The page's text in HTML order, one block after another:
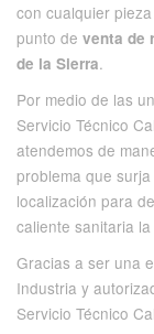
con cualquier
punto de venta de
de la Sierra.
Por medio de las
Servicio Técnico
atendemos de
problema que
localización para
caliente sanitaria
Gracias a ser una
Industria y
Servicio Técnico